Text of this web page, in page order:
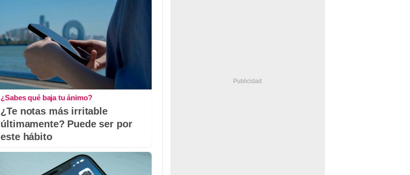
¿Sabes qué baja tu ánimo?
¿Te notas más irritable
últimamente? Puede ser por
este hábito